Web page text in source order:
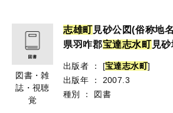
図書・雑
誌・視聴
覚
志雄町見砂公図(俗称地
県羽咋郡宝達志水町見砂
出版者 ： [宝達志水町]
出版年
：
2007.3
種別
： 図書